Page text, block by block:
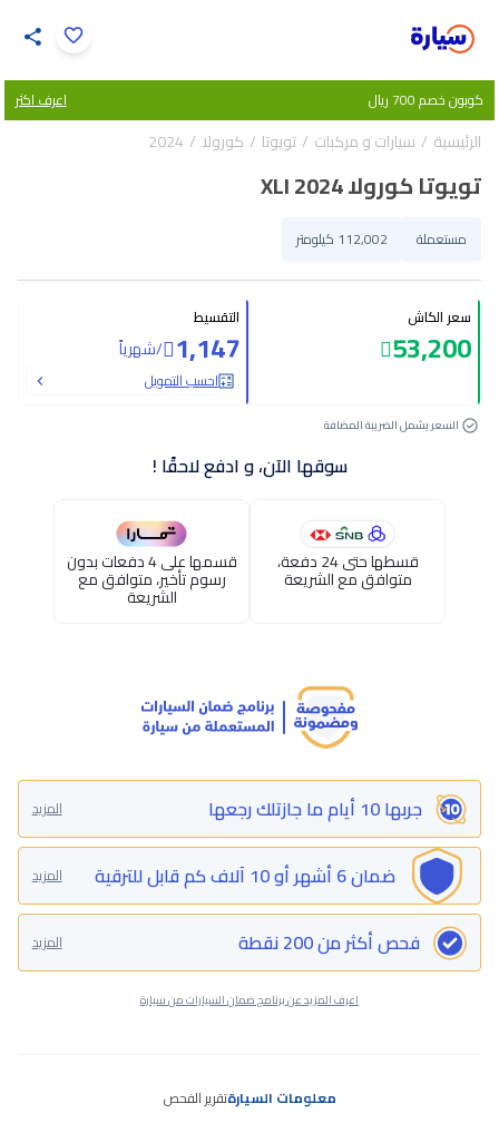
1
/
34 كوبون خصم 700 ريال اعرف اكثر
الرئيسية سيارات و مركبات تويوتا كورولا 2024
تويوتا كورولا XLI 2024
مستعملة 112,002 كيلومتر
سعر الكاش
53,200
التقسيط
1,147
/شهرياً
احسب التمويل
السعر يشمل الضريبة المضافة
سوقها الآن، و ادفع لاحقًا !
قسطها حتى 24 دفعة،
متوافق مع الشريعة
قسمها على 4 دفعات بدون
رسوم تأخير، متوافق مع
الشريعة
جربها 10 أيام ما جازتلك رجعها المزيد
ضمان 6 أشهر أو 10 آلاف كم قابل للترقية المزيد
فحص أكثر من 200 نقطة المزيد
اعرف المزيد عن برنامج ضمان السيارات من سيارة
معلومات السيارةتقرير الفحص